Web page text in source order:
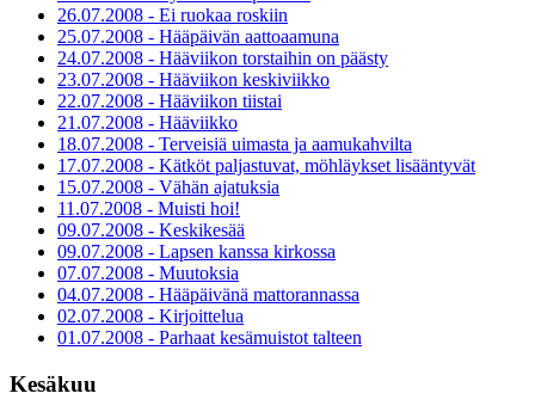
26.07.2008 - Ei ruokaa roskiin
25.07.2008 - Hääpäivän aattoaamuna
24.07.2008 - Hääviikon torstaihin on päästy
23.07.2008 - Hääviikon keskiviikko
22.07.2008 - Hääviikon tiistai
21.07.2008 - Hääviikko
18.07.2008 - Terveisiä uimasta ja aamukahvilta
17.07.2008 - Kätköt paljastuvat, möhläykset lisääntyvät
15.07.2008 - Vähän ajatuksia
11.07.2008 - Muisti hoi!
09.07.2008 - Keskikesää
09.07.2008 - Lapsen kanssa kirkossa
07.07.2008 - Muutoksia
04.07.2008 - Hääpäivänä mattorannassa
02.07.2008 - Kirjoittelua
01.07.2008 - Parhaat kesämuistot talteen
Kesäkuu